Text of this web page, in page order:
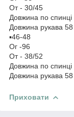
От - 30/45
Довжина по спинці
Довжина рукава 58
▪️46-48
Ог -96
От - 38/52
Довжина по спинці
Довжина рукава 58
Приховати